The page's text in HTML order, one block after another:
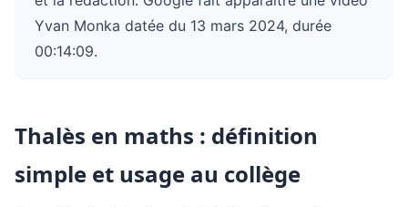
Yvan Monka datée du 13 mars 2024, durée
00:14:09.
Thalès en maths : définition
simple et usage au collège